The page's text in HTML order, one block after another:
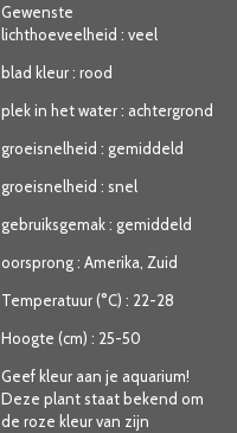
Gewenste
lichthoeveelheid : veel
blad kleur: rood
plek in het water: achtergrond
groeisnelheid : gemiddeld
groeisnelheid : snel
gebruiksgemak: gemiddeld
oorsprong: Amerika, Zuid
Temperatuur (°C) : 22-28
Hoogte (cm) : 25-50
Geef kleur aan je aquarium!
Deze plant staat bekend om
de roze kleur van zijn